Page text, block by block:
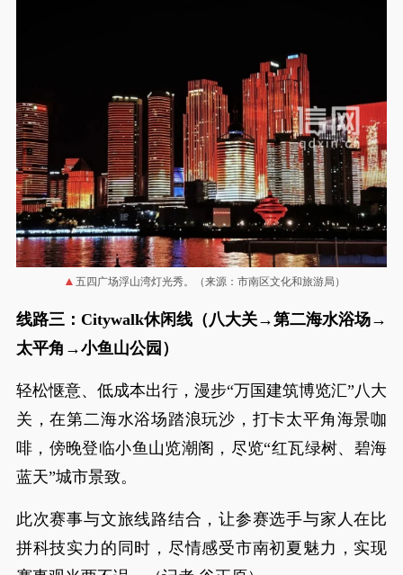
五四广场浮山湾灯光秀。（来源：市南区文化和旅游局）
线路三：Citywalk休闲线（八大关→第二海水浴场→
太平角→小鱼山公园）
轻松惬意、低成本出行，漫步“万国建筑博览汇”八大
关，在第二海水浴场踏浪玩沙，打卡太平角海景咖
啡，傍晚登临小鱼山览潮阁，尽览“红瓦绿树、碧海
蓝天”城市景致。
此次赛事与文旅线路结合，让参赛选手与家人在比
拼科技实力的同时，尽情感受市南初夏魅力，实现